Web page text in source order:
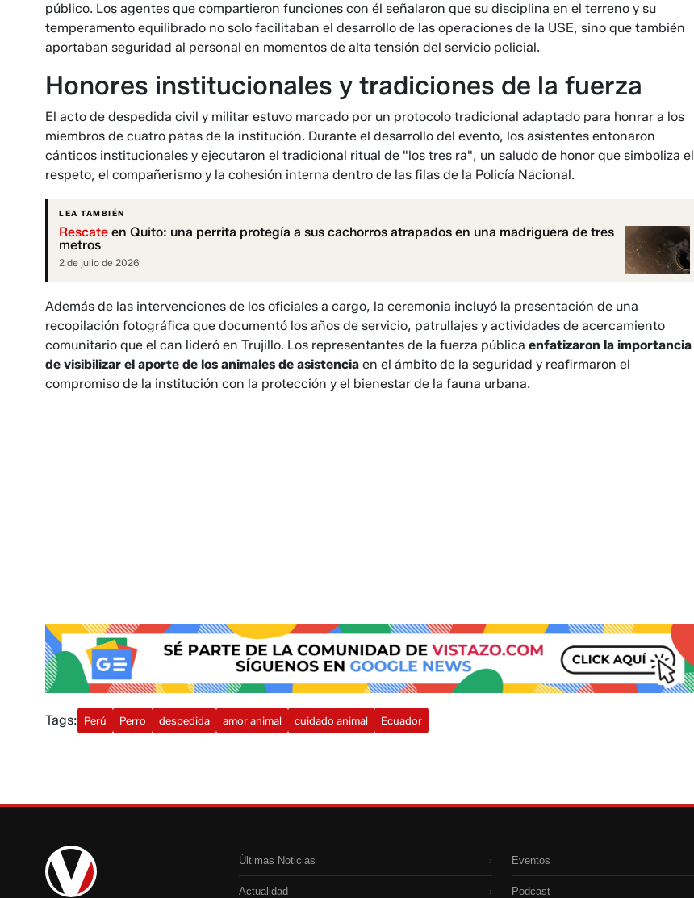
público. Los agentes que compartieron funciones con él señalaron que su disciplina en el terreno y su
temperamento equilibrado no solo facilitaban el desarrollo de las operaciones de la USE, sino que también
aportaban seguridad al personal en momentos de alta tensión del servicio policial.
Honores institucionales y tradiciones de la fuerza
El acto de despedida civil y militar estuvo marcado por un protocolo tradicional adaptado para honrar a los
miembros de cuatro patas de la institución. Durante el desarrollo del evento, los asistentes entonaron
cánticos institucionales y ejecutaron el tradicional ritual de "los tres ra", un saludo de honor que simboliza el
respeto, el compañerismo y la cohesión interna dentro de las filas de la Policía Nacional.
LEA TAMBIÉN
Rescate en Quito: una perrita protegía a sus cachorros atrapados en una madriguera de tres
metros
2 de julio de 2026
Además de las intervenciones de los oficiales a cargo, la ceremonia incluyó la presentación de una
recopilación fotográfica que documentó los años de servicio, patrullajes y actividades de acercamiento
comunitario que el can lideró en Trujillo. Los representantes de la fuerza pública enfatizaron la importancia
de visibilizar el aporte de los animales de asistencia en el ámbito de la seguridad y reafirmaron el
compromiso de la institución con la protección y el bienestar de la fauna urbana.
Tags: Perú Perro despedida amor animal cuidado animal Ecuador
Últimas Noticias ›
Actualidad ›
Eventos
Podcast